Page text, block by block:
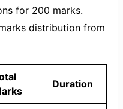
for 200 marks.
distribution from
Duration